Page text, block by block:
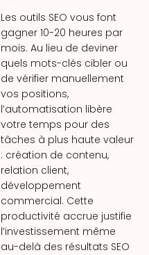
Les outils SEO vous font
gagner 10-20 heures par
mois. Au lieu de deviner
quels mots-clés cibler ou
de vérifier manuellement
vos positions,
l’automatisation libère
votre temps pour des
tâches à plus haute valeur
: création de contenu,
relation client,
développement
commercial. Cette
productivité accrue justifie
l’investissement même
au-delà des résultats SEO